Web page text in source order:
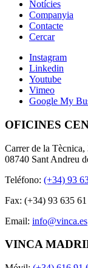
Notícies
Companyia
Contacte
Cercar
Instagram
Linkedin
Youtube
Vimeo
Google My
OFICINES
Carrer de la Tècnica,
08740 Sant Andreu
Teléfono: (+34) 93
Fax: (+34) 93 635
Email: info@vinca.es
VINCA